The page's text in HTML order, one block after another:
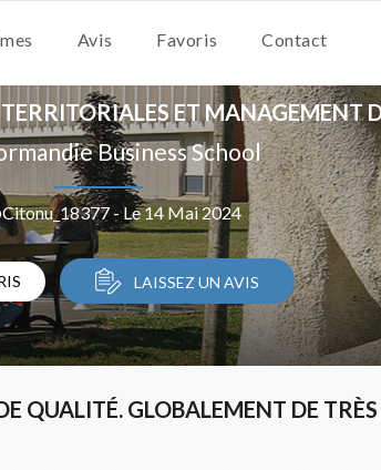
Avis Favoris Contact
ET MANAGEMENT
Business School
- Le 14 Mai 2024
LAISSEZ UN AVIS
QUALITÉ. GLOBALEMENT DE